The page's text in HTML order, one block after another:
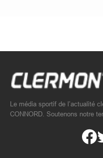
Le média sportif de l’actualité
CONNORD. Soutenons notre